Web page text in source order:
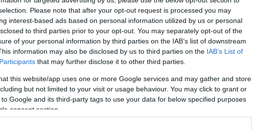
Please note that after your opt-out request is processed you may
interest-based ads based on personal information utilized by us or personal
to third parties prior to your opt-out. You may separately opt-out of the
of your personal information by third parties on the IAB’s list of downstream
information may also be disclosed by us to third parties on the IAB’s List of
that may further disclose it to other third parties.
this website/app uses one or more Google services and may gather and store
but not limited to your visit or usage behaviour. You may click to grant or
Google and its third-party tags to use your data for below specified purposes
consent section.